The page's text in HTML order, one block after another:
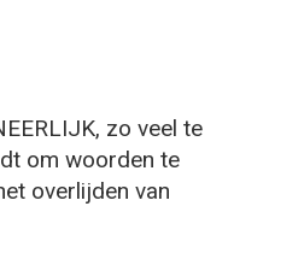
zo veel te
om woorden te
overlijden van